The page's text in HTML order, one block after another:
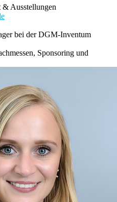
& Ausstellungen
bei der DGM-Inventum
Sponsoring und